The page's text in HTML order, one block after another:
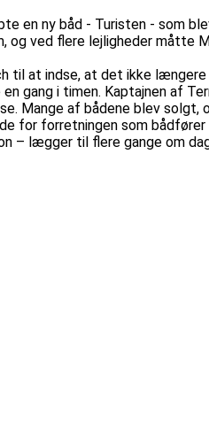
en ny båd - Turisten - som
og ved flere lejligheder
til at indse, at det ikke
gang i timen. Kaptajnen af
Mange af bådene blev
for forretningen som bådfører
– lægger til flere gange om